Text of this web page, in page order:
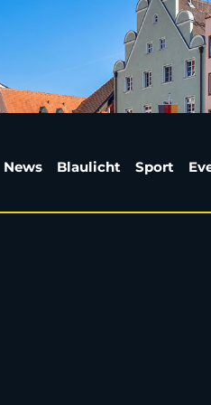
und
News Blaulicht Sport